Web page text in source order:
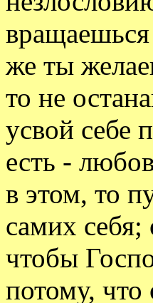
же ты
то не
усвой себе
есть -
в этом, то
самих
чтобы
потому,